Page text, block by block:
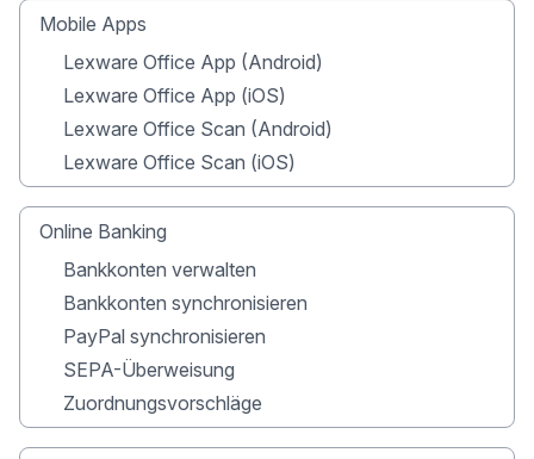
Mobile Apps
Lexware Office App (Android)
Lexware Office App (iOS)
Lexware Office Scan (Android)
Lexware Office Scan (iOS)
Online Banking
Bankkonten verwalten
Bankkonten synchronisieren
PayPal synchronisieren
SEPA-Überweisung
Zuordnungsvorschläge